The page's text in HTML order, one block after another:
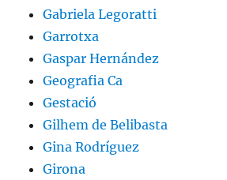
Gabriela Legoratti
Garrotxa
Gaspar Hernández
Geografia Ca
Gestació
Gilhem de Belibasta
Gina Rodríguez
Girona